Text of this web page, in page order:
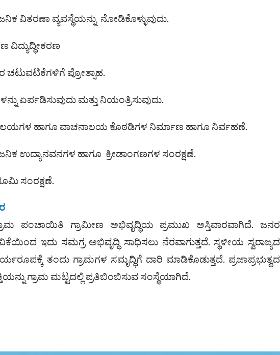
ವಿತರಣಾ ವ್ಯವಸ್ಥೆಯನ್ನು ನೋಡಿಕೊಳ್ಳುವುದು.
ವಿದ್ಯುದ್ಧೀಕರಣ
ಚಟುವಟಿಕೆಗಳಿಗೆ ಪ್ರೋತ್ಸಾಹ.
ಏರ್ಪಡಿಸುವುದು ಮತ್ತು ನಿಯಂತ್ರಿಸುವುದು.
ಹಾಗೂ ವಾಚನಾಲಯ ಕೊಠಡಿಗಳ ನಿರ್ಮಾಣ ಹಾಗೂ ನಿರ್ವಹಣೆ.
ಉದ್ಯಾನವನಗಳ ಹಾಗೂ ಕ್ರೀಡಾಂಗಣಗಳ ಸಂರಕ್ಷಣೆ.
ಸಂರಕ್ಷಣೆ.
ಪಂಚಾಯಿತಿ ಗ್ರಾಮೀಣ ಅಭಿವೃದ್ಧಿಯ ಪ್ರಮುಖ ಅಸ್ತಿವಾರವಾಗಿದೆ. ಜನರ
ಇದು ಸಮಗ್ರ ಅಭಿವೃದ್ಧಿ ಸಾಧಿಸಲು ನೆರವಾಗುತ್ತದೆ. ಸ್ಥಳೀಯ ಸ್ವರಾಜ್ಯದ
ತಂದು ಗ್ರಾಮಗಳ ಸಮೃದ್ಧಿಗೆ ದಾರಿ ಮಾಡಿಕೊಡುತ್ತದೆ. ಪ್ರಜಾಪ್ರಭುತ್ವದ
ಗ್ರಾಮ ಮಟ್ಟದಲ್ಲಿ ಪ್ರತಿಬಿಂಬಿಸುವ ಸಂಸ್ಥೆಯಾಗಿದೆ.